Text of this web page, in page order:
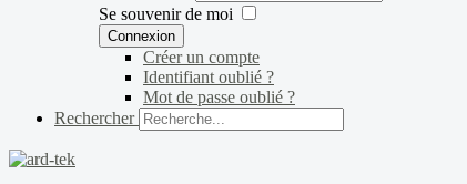
Se souvenir de moi
Connexion
Créer un compte
Identifiant oublié ?
Mot de passe oublié ?
Rechercher